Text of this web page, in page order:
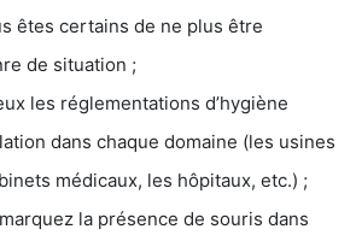
êtes certains de ne plus être
de situation ;
les réglementations d’hygiène
dans chaque domaine (les usines
médicaux, les hôpitaux, etc.) ;
la présence de souris dans